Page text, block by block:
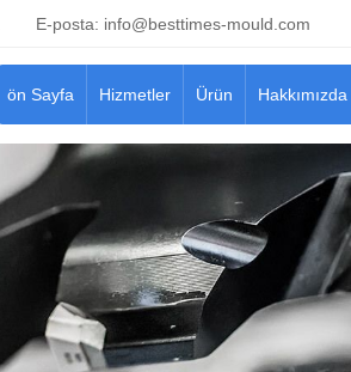
E-posta: info@besttimes-mould.com
ön Sayfa Hizmetler Ürün Hakkımızda